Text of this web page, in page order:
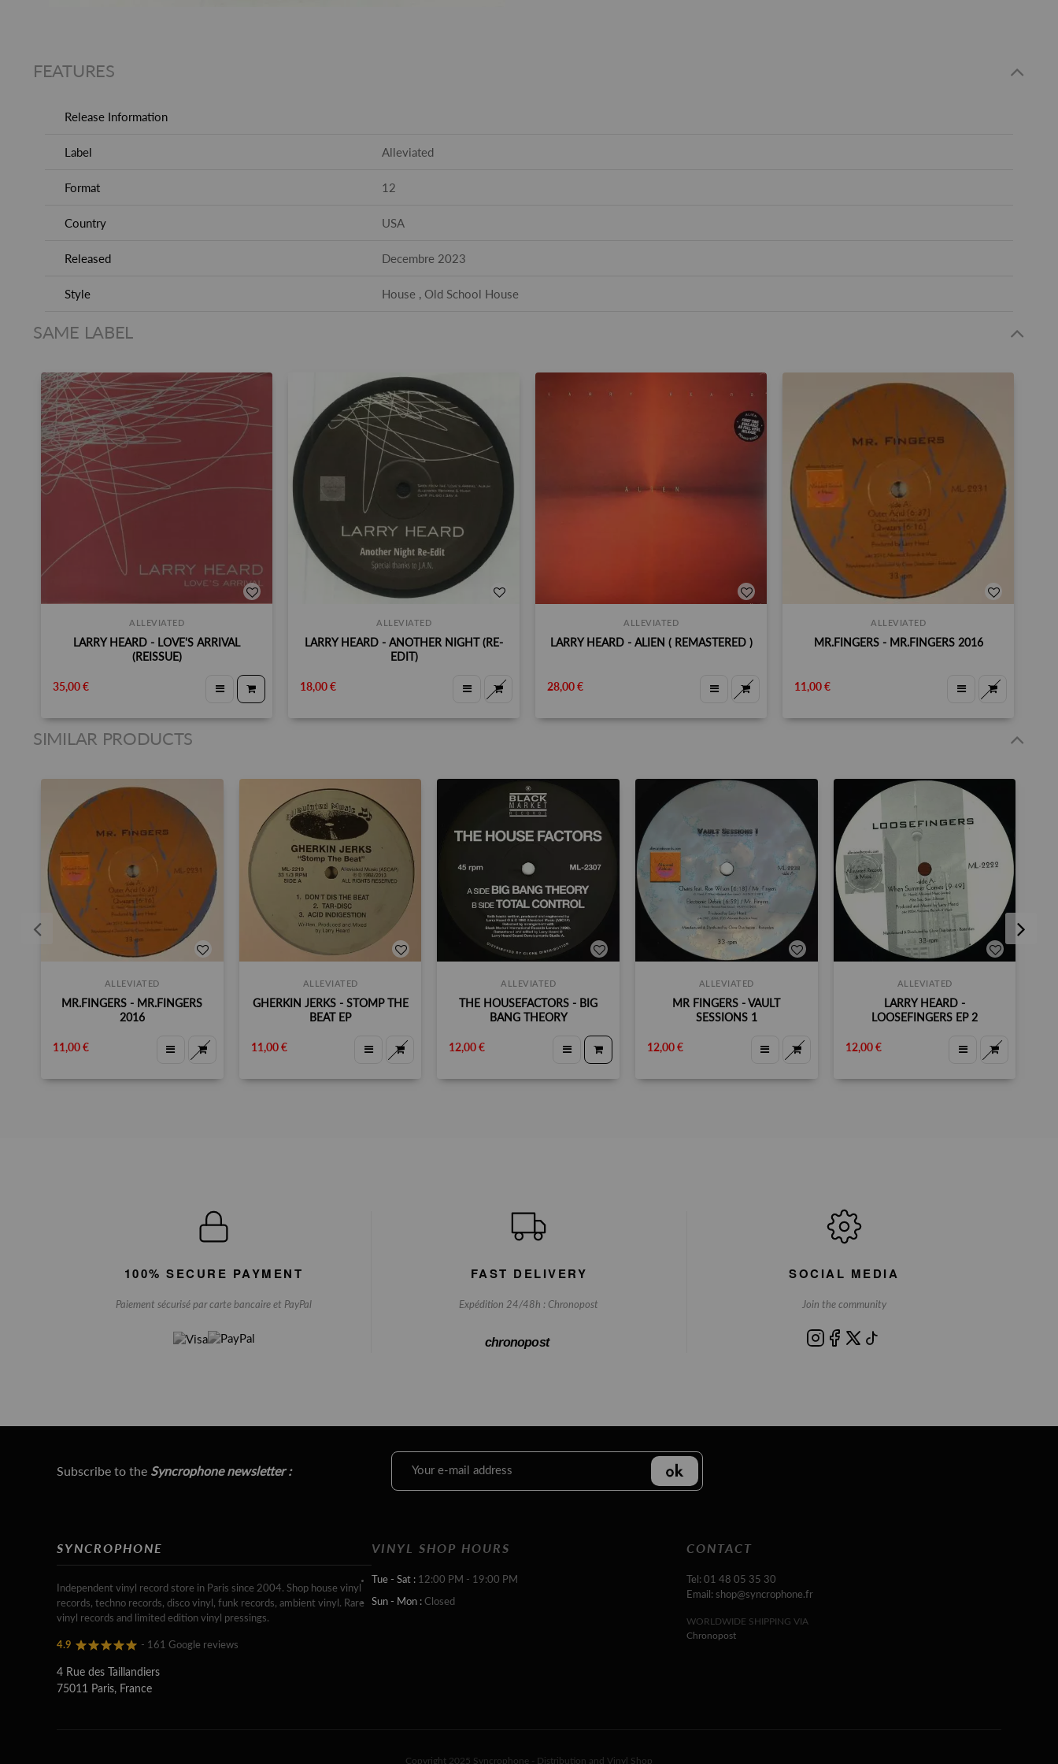
FEATURES
Release Information
Label Alleviated
Format 12
Country USA
Released Decembre 2023
Style House , Old School House
SAME LABEL
ALLEVIATED
LARRY HEARD - LOVE'S ARRIVAL
(REISSUE)
35,00 €
ALLEVIATED
LARRY HEARD - ANOTHER NIGHT (RE-
EDIT)
18,00 €
ALLEVIATED
LARRY HEARD - ALIEN ( REMASTERED )
28,00 €
ALLEVIATED
MR.FINGERS - MR.FINGERS 2016
11,00 €
SIMILAR PRODUCTS
ALLEVIATED
MR.FINGERS - MR.FINGERS
2016
11,00 €
ALLEVIATED
GHERKIN JERKS - STOMP THE
BEAT EP
11,00 €
ALLEVIATED
THE HOUSEFACTORS - BIG
BANG THEORY
12,00 €
ALLEVIATED
MR FINGERS - VAULT
SESSIONS 1
12,00 €
ALLEVIATED
LARRY HEARD -
LOOSEFINGERS EP 2
12,00 €
100% SECURE PAYMENT
Paiement sécurisé par carte bancaire et PayPal
FAST DELIVERY
Expédition 24/48h : Chronopost
chronopost
SOCIAL MEDIA
Join the community
Subscribe to the Syncrophone newsletter :
SYNCROPHONE
Independent vinyl record store in Paris since 2004. Shop house vinyl
records, techno records, disco vinyl, funk records, ambient vinyl. Rare
vinyl records and limited edition vinyl pressings.
4.9 - 161 Google reviews
4 Rue des Taillandiers
75011 Paris, France
VINYL SHOP HOURS
Tue - Sat : 12:00 PM - 19:00 PM
Sun - Mon : Closed
CONTACT
Tel: 01 48 05 35 30
Email: shop@syncrophone.fr
WORLDWIDE SHIPPING VIA
Chronopost
Copyright 2025 Syncrophone - Distribution and Vinyl Shop